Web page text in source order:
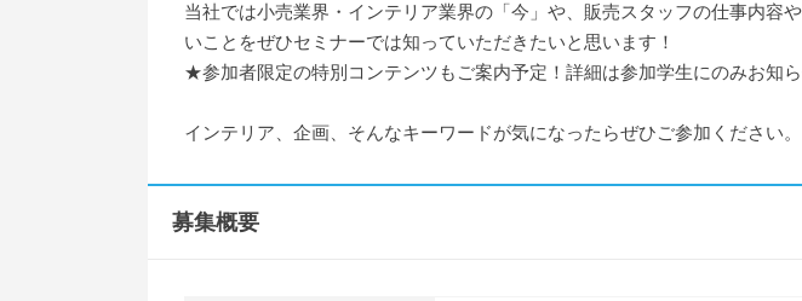
当社では小売業界・インテリア業界の「今」や、販売スタッフの仕事内容
いことをぜひセミナーでは知っていただきたいと思います！
★参加者限定の特別コンテンツもご案内予定！詳細は参加学生にのみお知ら
インテリア、企画、そんなキーワードが気になったらぜひご参加ください。
募集概要